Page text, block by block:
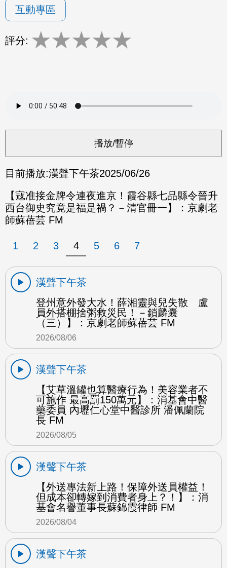
互動專區
評分: ★★★★★
目前播放:漢聲下午茶2025/06/26
【寇准接金牌令連夜進京！霞谷縣七品縣令晉升
西台御史究竟是福是禍？－清官冊一】：京劇老
師蘇蓓芸 FM
1 2 3 4 5 6 7
漢聲下午茶
登州意外發大水！薛湘靈與兒失散 盧
員外搭棚捨粥救災民！－鎖麟囊
（三）】：京劇老師蘇蓓芸 FM
2026/08/06
漢聲下午茶
【艾草溫罐也算醫療行為！美容業者不
可施作 最高罰150萬元】：消基會中醫
藥委員 內壢仁心堂中醫診所 潘佩蘭院
長 FM
2026/08/05
漢聲下午茶
【外送專法新上路！保障外送員權益！
但成本卻轉嫁到消費者身上？！】：消
基會名譽董事長蘇錦霞律師 FM
2026/08/04
漢聲下午茶